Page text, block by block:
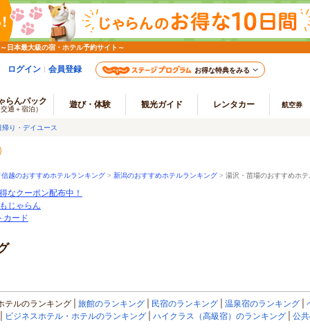
日本最大級の宿・ホテル予約サイト～
ログイン 会員登録 お得な特典をみる
らんパック
通＋宿泊） 遊び・体験 観光ガイド レンタカー 航空券
帰り・デイユース
信越のおすすめホテルランキング > 新潟のおすすめホテルランキング > 湯沢・苗場のおすすめホ
なクーポン配布中！
じゃらん
カード
テルのランキング 旅館のランキング 民宿のランキング 温泉宿のランキング
ビジネスホテル・ホテルのランキング
ハイクラス（高級宿）のランキング 公